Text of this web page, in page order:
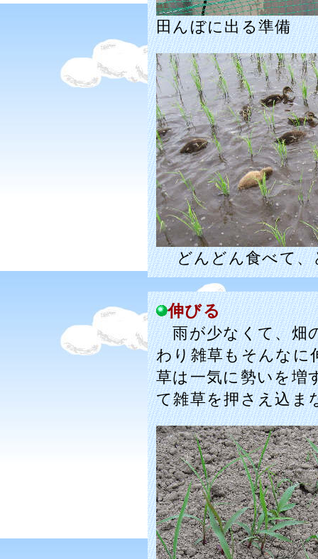
田んぼに出る準備
どんどん食べて
伸びる
雨が少なくて、畑
わり雑草もそんなに
草は一気に勢いを増
て雑草を押さえ込ま